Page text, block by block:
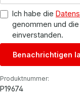
Ich habe die
genommen und die
einverstanden.
Benachrichtigen
Produktnummer:
P19674